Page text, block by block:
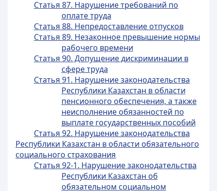
Статья 87. Нарушение требований по
оплате труда
Статья 88. Непредоставление отпусков
Статья 89. Незаконное превышение нормы
рабочего времени
Статья 90. Допущение дискриминации в
сфере труда
Статья 91. Нарушение законодательства
Республики Казахстан в области
пенсионного обеспечения, а также
неисполнение обязанностей по
выплате государственных пособий
Статья 92. Нарушение законодательства
Республики Казахстан в области обязательного
социального страхования
Статья 92-1. Нарушение законодательства
Республики Казахстан об
обязательном социальном